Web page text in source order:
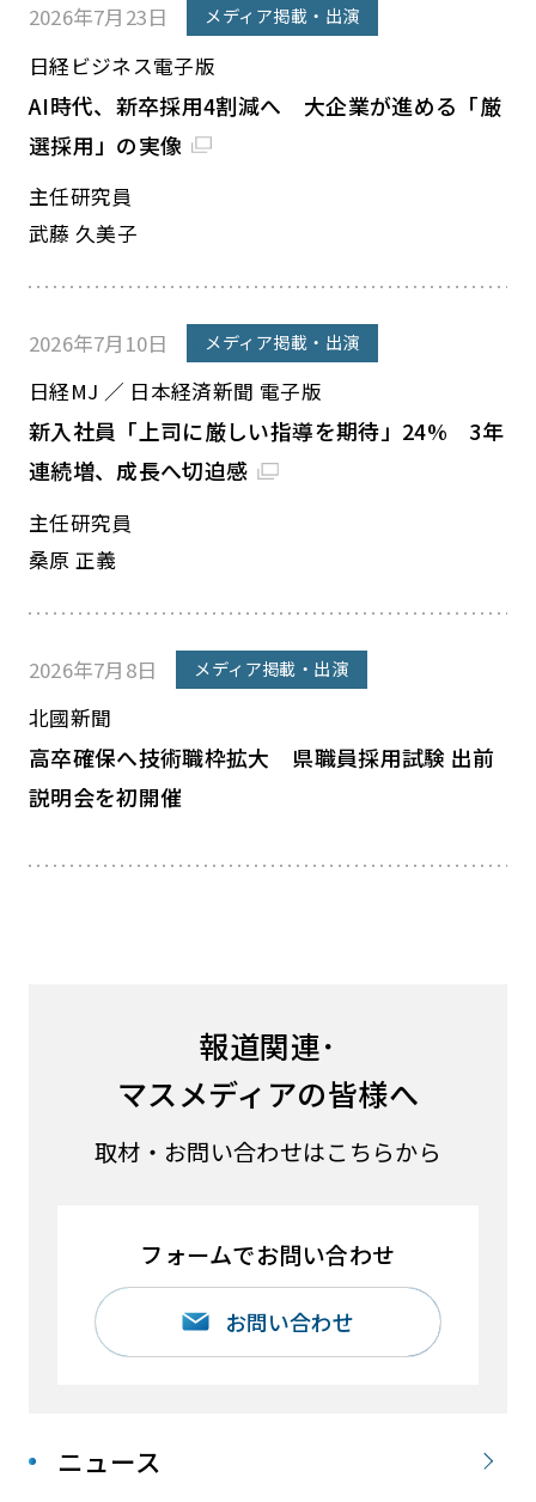
ニュース
2026年7月23日 メディア掲載・出演
日経ビジネス電子版
AI時代、新卒採用4割減へ 大企業が進める「厳
選採用」の実像
主任研究員
武藤 久美子
2026年7月10日 メディア掲載・出演
日経MJ ／ 日本経済新聞 電子版
新入社員「上司に厳しい指導を期待」24% 3年
連続増、成長へ切迫感
主任研究員
桑原 正義
2026年7月8日 メディア掲載・出演
北國新聞
高卒確保へ技術職枠拡大 県職員採用試験 出前
説明会を初開催
報道関連･
マスメディアの皆様へ
取材・お問い合わせはこちらから
フォームでお問い合わせ
お問い合わせ